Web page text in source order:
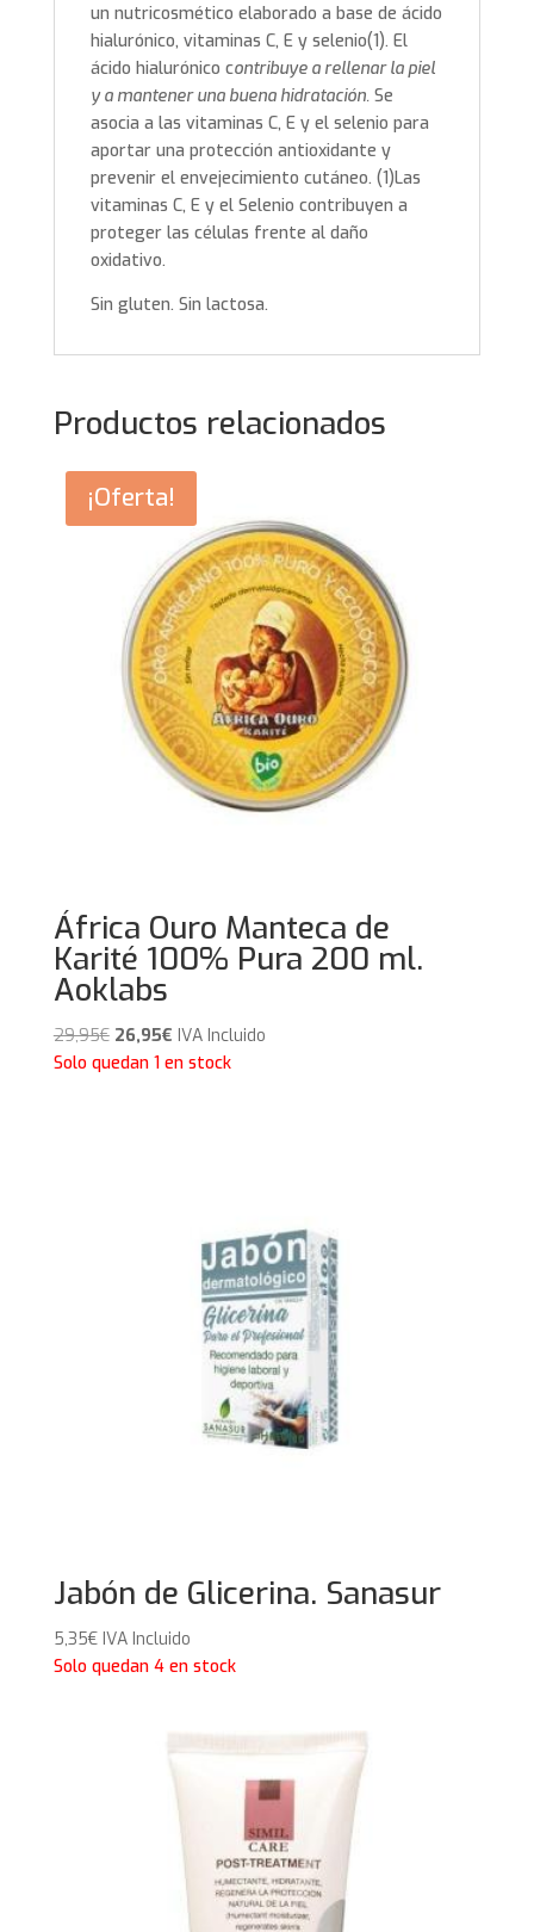
un nutricosmético elaborado a base de ácido
hialurónico, vitaminas C, E y selenio(1). El
ácido hialurónico contribuye a rellenar la piel
y a mantener una buena hidratación.Se
asocia a las vitaminas C, E y el selenio para
aportar una protección antioxidante y
prevenir el envejecimiento cutáneo. (1)Las
vitaminas C, E y el Selenio contribuyen a
proteger las células frente al daño
oxidativo.
Sin gluten. Sin lactosa.
Productos relacionados
¡Oferta!
África Ouro Manteca de
Karité 100% Pura 200 ml.
Aoklabs
29,95€ El
precio
26,95€El
precio
IVA Incluido
Solo quedan 1 en stock
Jabón de Glicerina. Sanasur
5,35€ IVA Incluido
Solo quedan 4 en stock